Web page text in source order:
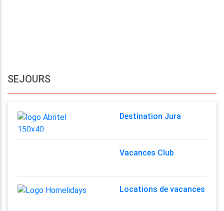
SEJOURS
Destination Jura
Vacances Club
Locations de vacances